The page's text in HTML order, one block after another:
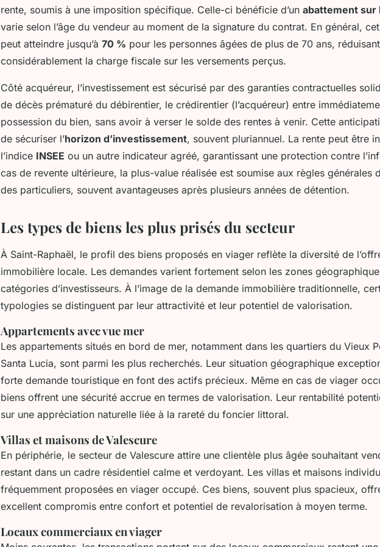
rente, soumis à une imposition spécifique. Celle-ci bénéficie d’un abattement sur
varie selon l’âge du vendeur au moment de la signature du contrat. En général,
peut atteindre jusqu’à 70 % pour les personnes âgées de plus de 70 ans, réduisant
considérablement la charge fiscale sur les versements perçus.
Côté acquéreur, l’investissement est sécurisé par des garanties contractuelles
de décès prématuré du débirentier, le crédirentier (l’acquéreur) entre
possession du bien, sans avoir à verser le solde des rentes à venir. Cette
de sécuriser l’horizon d’investissement, souvent pluriannuel. La rente peut être
l’indice INSEE ou un autre indicateur agréé, garantissant une protection contre
cas de revente ultérieure, la plus-value réalisée est soumise aux règles générales
des particuliers, souvent avantageuses après plusieurs années de détention.
Les types de biens les plus prisés du secteur
À Saint-Raphaël, le profil des biens proposés en viager reflète la diversité de
immobilière locale. Les demandes varient fortement selon les zones
catégories d’investisseurs. À l’image de la demande immobilière traditionnelle,
typologies se distinguent par leur attractivité et leur potentiel de valorisation.
Appartements avec vue mer
Les appartements situés en bord de mer, notamment dans les quartiers du Vieux
Santa Lucia, sont parmi les plus recherchés. Leur situation géographique
forte demande touristique en font des actifs précieux. Même en cas de viager
biens offrent une sécurité accrue en termes de valorisation. Leur rentabilité
sur une appréciation naturelle liée à la rareté du foncier littoral.
Villas et maisons de Valescure
En périphérie, le secteur de Valescure attire une clientèle plus âgée souhaitant
restant dans un cadre résidentiel calme et verdoyant. Les villas et maisons
fréquemment proposées en viager occupé. Ces biens, souvent plus spacieux,
excellent compromis entre confort et potentiel de revalorisation à moyen terme.
Locaux commerciaux en viager